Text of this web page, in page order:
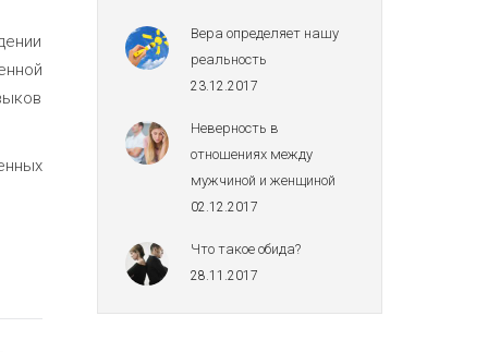
Вера определяет нашу
реальность
23.12.2017
Неверность в
отношениях между
мужчиной и женщиной
02.12.2017
Что такое обида?
28.11.2017